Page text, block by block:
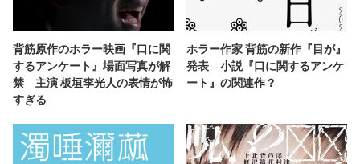
背筋原作のホラー映画『口に関
するアンケート』場面写真が解
禁 主演 板垣李光人の表情が怖
すぎる
ホラー作家 背筋の新作『目が』
発表 小説『口に関するアンケ
ート』の関連作？